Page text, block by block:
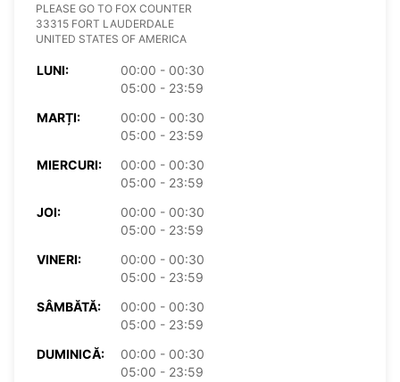
PLEASE GO TO FOX COUNTER
33315 FORT LAUDERDALE
UNITED STATES OF AMERICA
LUNI:
00:00 - 00:30
05:00 - 23:59
MARȚI:
00:00 - 00:30
05:00 - 23:59
MIERCURI:
00:00 - 00:30
05:00 - 23:59
JOI:
00:00 - 00:30
05:00 - 23:59
VINERI:
00:00 - 00:30
05:00 - 23:59
SÂMBĂTĂ:
00:00 - 00:30
05:00 - 23:59
DUMINICĂ:
00:00 - 00:30
05:00 - 23:59